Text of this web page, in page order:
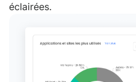
éclairées.